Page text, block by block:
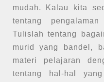
mudah. Kalau kita
tentang
Tulislah tentang
murid yang bandel,
materi pelajaran
tentang hal-hal